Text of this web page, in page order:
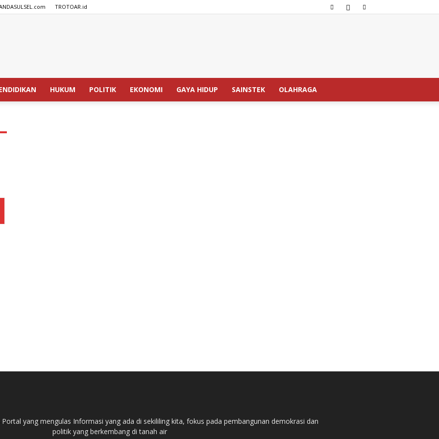
TROTOAR.id
SPEDISIA.com
HUKUM POLITIK EKONOMI GAYA HIDUP SAINSTEK OLAHRAGA
yang mengulas Informasi yang ada di sekililing kita, fokus pada pembangunan demokrasi dan
politik yang berkembang di tanah air